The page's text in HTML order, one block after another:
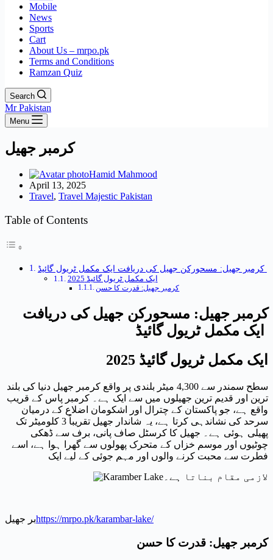
Mobile
News
Sports
Cart
About Us – mrpo.pk
Terms and Conditions
Ramzan Quiz
Search
Mr Pakistan
Menu
کرمبر جھیل
Hamid Mahmood
April 13, 2025
Travel, Travel Majestic Pakistan
Table of Contents
کرمبر جھیل: مسحورکن جھیل کی دریافت ایک مکمل ٹریول گائیڈ
ایک مکمل ٹریول گائیڈ 2025
کرمبر جھیل: قدرت کا حسن
کرمبر جھیل: مسحورکن جھیل کی دریافت
ایک مکمل ٹریول گائیڈ 2025
سطح سمندر سے 4,300 میٹر بلندی پر واقع کرمبر جھیل دنیا کی بلند
ترین اور قدیم ترین جھیلوں میں سے ایک ہے۔ کرمبر پاس کے قریب
واقع ہے، جو پاکستان کے چترال اور اشکومان اضلاع کے درمیان
سرحد کی نشاندہی کرتا ہے، یہ شاندار جھیل تقریباً 3 کلومیٹر تک
پھیلی ہوئی ہے۔ جھیل کا کرسٹل صاف پانی، برف سے ڈھکی
چوٹیوں اور موسم خزاں کے متحرک پھولوں سے گھرا ہوا ہے، اسے
فطرت سے محبت کرنے والوں اور مہم جوئی کے لیے ایک
لازمی مقام بناتا ہے۔
بر جھیلhttps://mrpo.pk/karambar-lake/
کرمبر جھیل: قدرت کا حسن